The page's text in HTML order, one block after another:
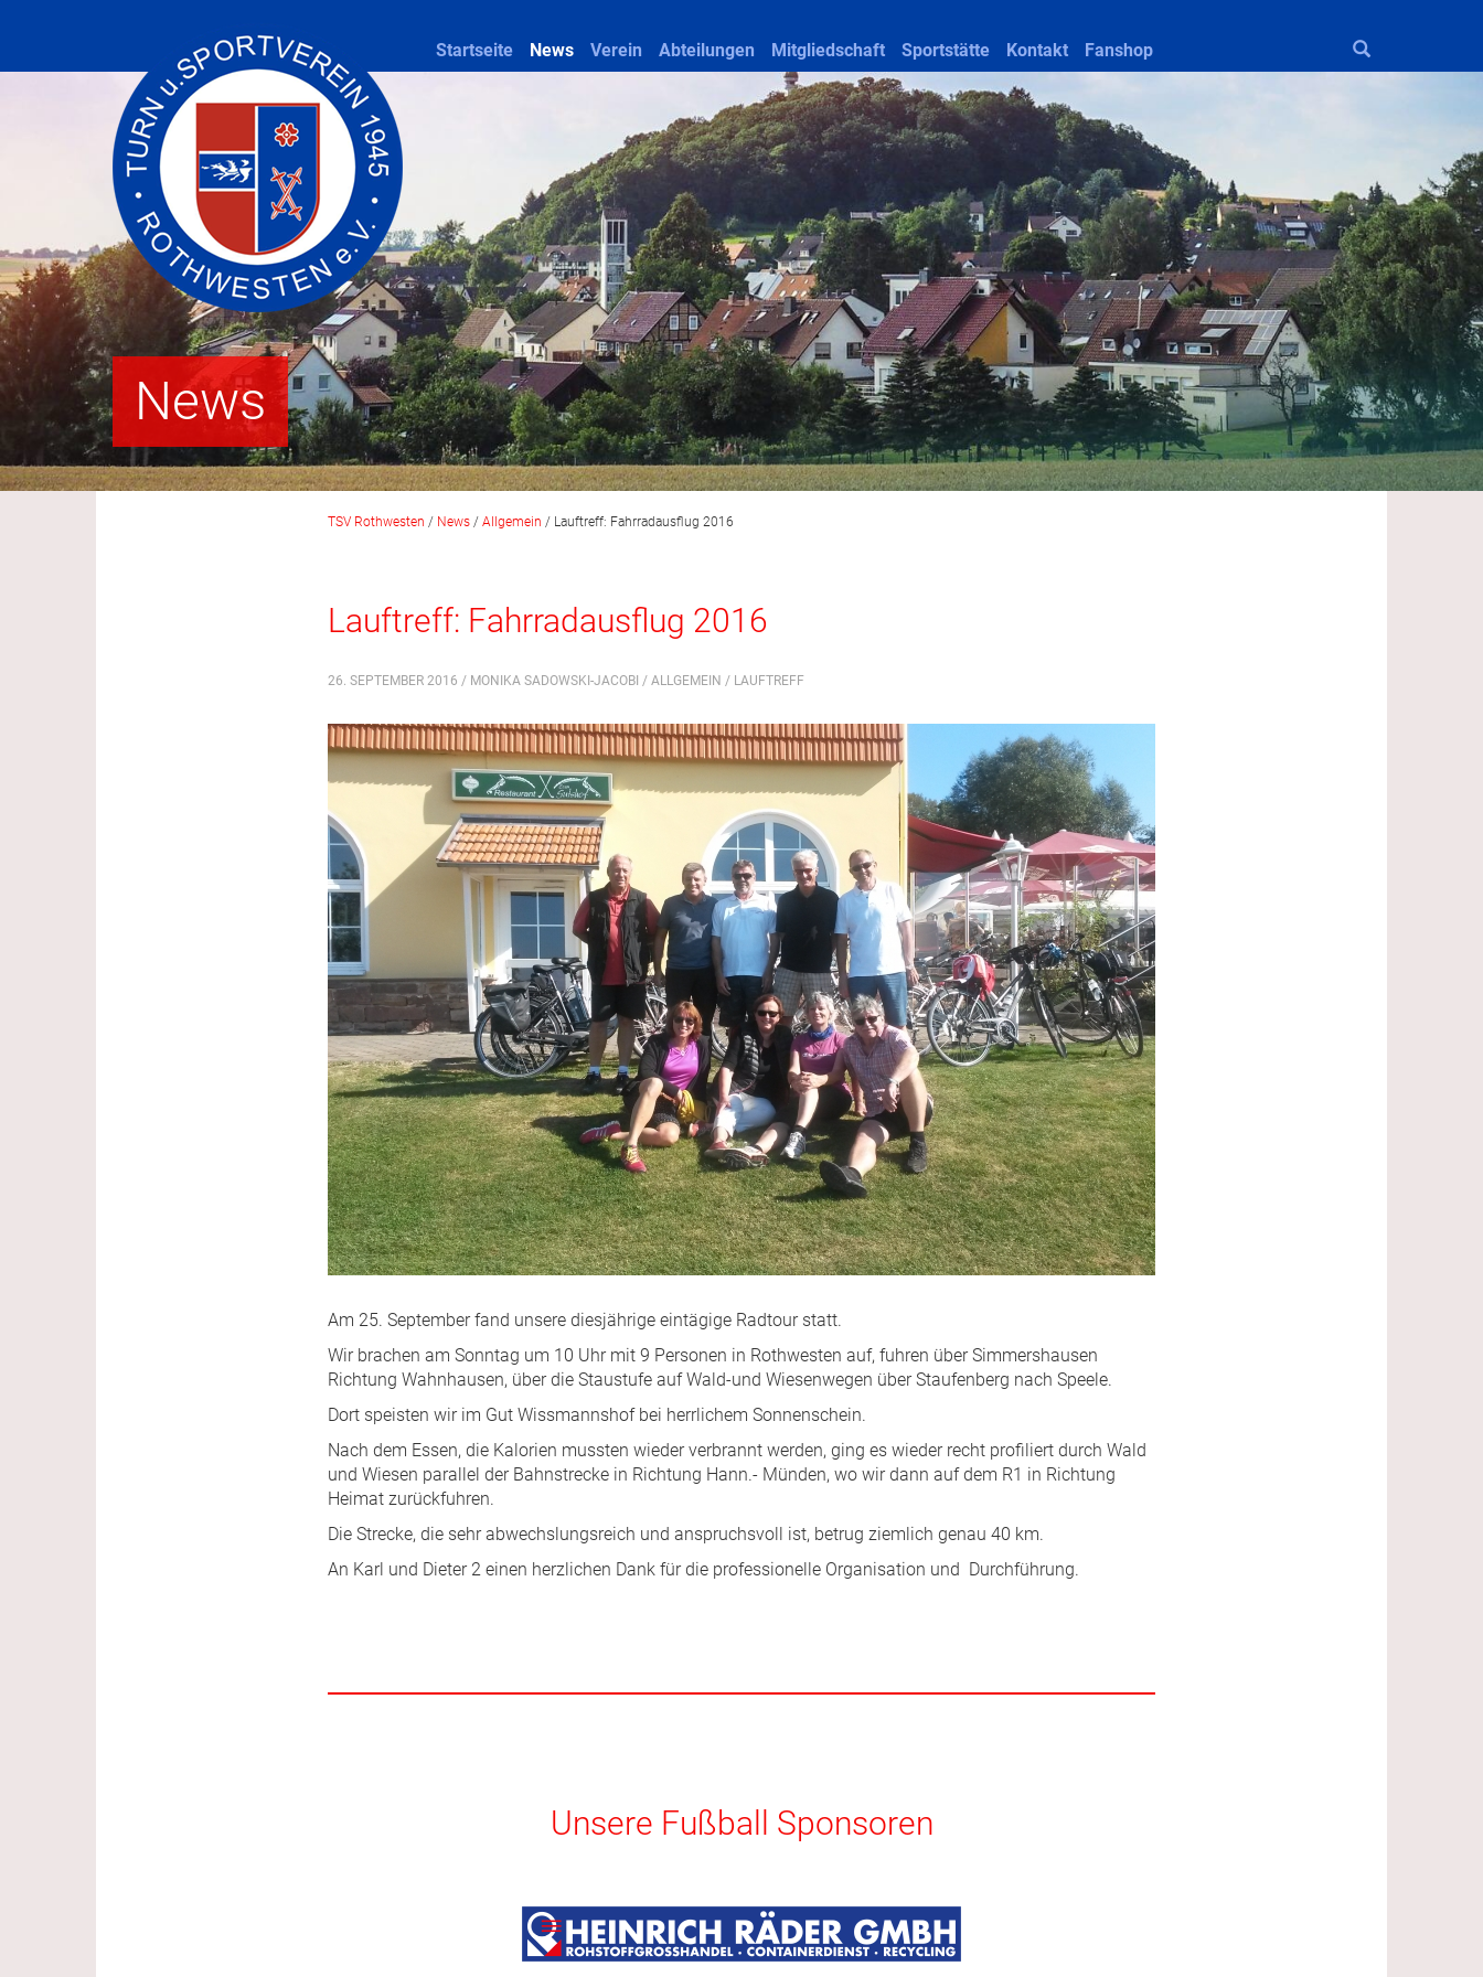
Startseite News Verein Abteilungen Mitgliedschaft Sportstätte Kontakt Fanshop
News
TSV Rothwesten / News / Allgemein / Lauftreff: Fahrradausflug 2016
Lauftreff: Fahrradausflug 2016
26. SEPTEMBER 2016 / MONIKA SADOWSKI-JACOBI / ALLGEMEIN / LAUFTREFF
Am 25. September fand unsere diesjährige eintägige Radtour statt.
Wir brachen am Sonntag um 10 Uhr mit 9 Personen in Rothwesten auf, fuhren über Simmershausen
Richtung Wahnhausen, über die Staustufe auf Wald-und Wiesenwegen über Staufenberg nach Speele.
Dort speisten wir im Gut Wissmannshof bei herrlichem Sonnenschein.
Nach dem Essen, die Kalorien mussten wieder verbrannt werden, ging es wieder recht profiliert durch Wald
und Wiesen parallel der Bahnstrecke in Richtung Hann.- Münden, wo wir dann auf dem R1 in Richtung
Heimat zurückfuhren.
Die Strecke, die sehr abwechslungsreich und anspruchsvoll ist, betrug ziemlich genau 40 km.
An Karl und Dieter 2 einen herzlichen Dank für die professionelle Organisation und Durchführung.
Unsere Fußball Sponsoren